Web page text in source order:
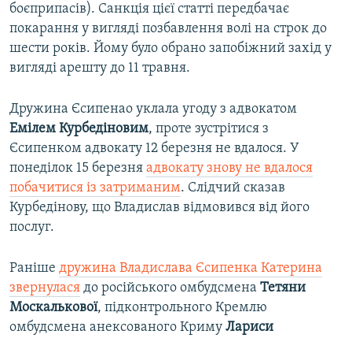
боєприпасів). Санкція цієї статті передбачає
покарання у вигляді позбавлення волі на строк до
шести років. Йому було обрано запобіжний захід у
вигляді арешту до 11 травня.
Дружина Єсипенао уклала угоду з адвокатом
Емілем Курбедіновим, проте зустрітися з
Єсипенком адвокату 12 березня не вдалося. У
понеділок 15 березня адвокату знову не вдалося
побачитися із затриманим. Слідчий сказав
Курбедінову, що Владислав відмовився від його
послуг.
Раніше дружина Владислава Єсипенка Катерина
звернулася до російського омбудсмена Тетяни
Москалькової, підконтрольного Кремлю
омбудсмена анексованого Криму Лариси